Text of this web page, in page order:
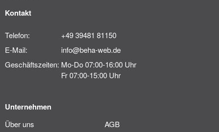
Kontakt
Telefon:
+49 39481 81150
E-Mail:
info@beha-web.de
Geschäftszeiten: Mo-Do 07:00-16:00 Uhr
Fr 07:00-15:00 Uhr
Unternehmen
Über uns
AGB